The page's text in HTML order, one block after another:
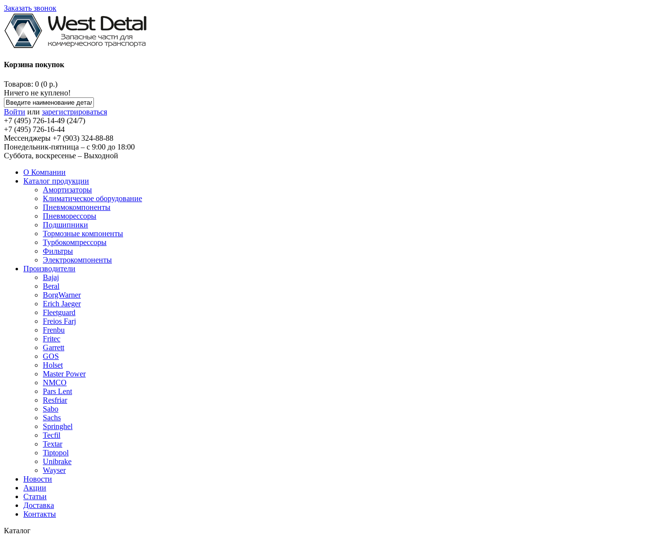
Заказать звонок
Корзина покупок
Товаров: 0 (0 р.)
Ничего не куплено!
Войти или зарегистрироваться
+7 (495) 726-14-49 (24/7)
+7 (495) 726-16-44
Мессенджеры +7 (903) 324-88-88
Понедельник-пятница – с 9:00 до 18:00
Суббота, воскресенье – Выходной
О Компании
Каталог продукции
Амортизаторы
Климатическое оборудование
Пневмокомпоненты
Пневморессоры
Подшипники
Тормозные компоненты
Турбокомпрессоры
Фильтры
Электрокомпоненты
Производители
Bajaj
Beral
BorgWarner
Erich Jaeger
Fleetguard
Freios Farj
Frenbu
Fritec
Garrett
GOS
Holset
Master Power
NMCO
Pars Lent
Resfriar
Sabo
Sachs
Springhel
Tecfil
Textar
Tiptopol
Unibrake
Wayser
Новости
Акции
Статьи
Доставка
Контакты
Каталог